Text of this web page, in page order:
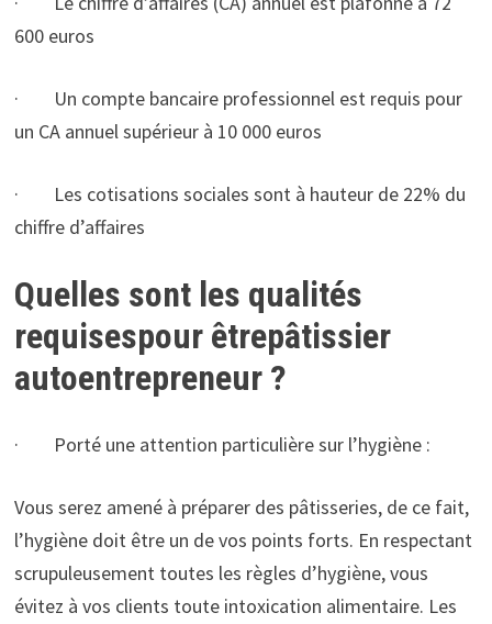
600 euros
· Un compte bancaire professionnel est requis pour
un CA annuel supérieur à 10 000 euros
· Les cotisations sociales sont à hauteur de 22% du
chiffre d’affaires
Quelles sont les qualités
requisespour êtrepâtissier
autoentrepreneur ?
· Porté une attention particulière sur l’hygiène :
Vous serez amené à préparer des pâtisseries, de ce fait,
l’hygiène doit être un de vos points forts. En respectant
scrupuleusement toutes les règles d’hygiène, vous
évitez à vos clients toute intoxication alimentaire. Les